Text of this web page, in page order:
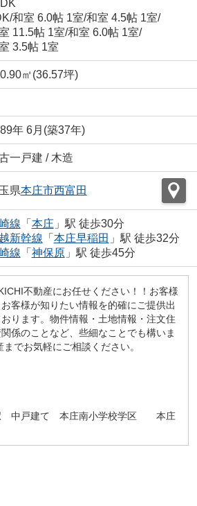
/和室 6.0帖 1室/和室 4.5帖 1室/
11.5帖 1室/和室 6.0帖 1室/
3.5帖 1室
㎡(36.57坪)
年 6月(築37年)
一戸建 / 木造
県本庄市西富田
線 「 本庄 」駅 徒歩30分
越新幹線 「 本庄早稲田 」駅 徒歩32分
線 「 神保原」駅 徒歩45分
不動産にお任せください！！お客様
客様が知りたい情報を的確にご提供出
ります。物件情報・土地情報・注文住
係のことなど、些細なことでも構いま
でお気軽にご相談ください。
中戸建て 本庄南小学校学区 本庄